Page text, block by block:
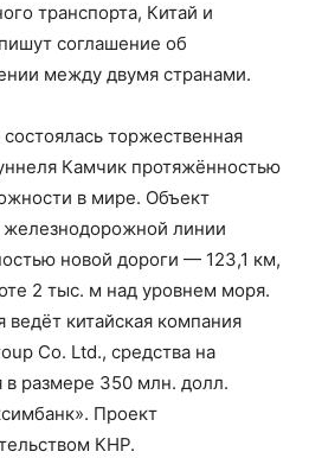
транспорта, Китай и
соглашение об
между двумя странами.
торжественная
Камчик протяжённостью
в мире. Объект
железнодорожной линии
новой дороги — 123,1 км,
2 тыс. м над уровнем моря.
ведёт китайская компания
Co. Ltd., средства на
в размере 350 млн. долл.
Проект
КНР.